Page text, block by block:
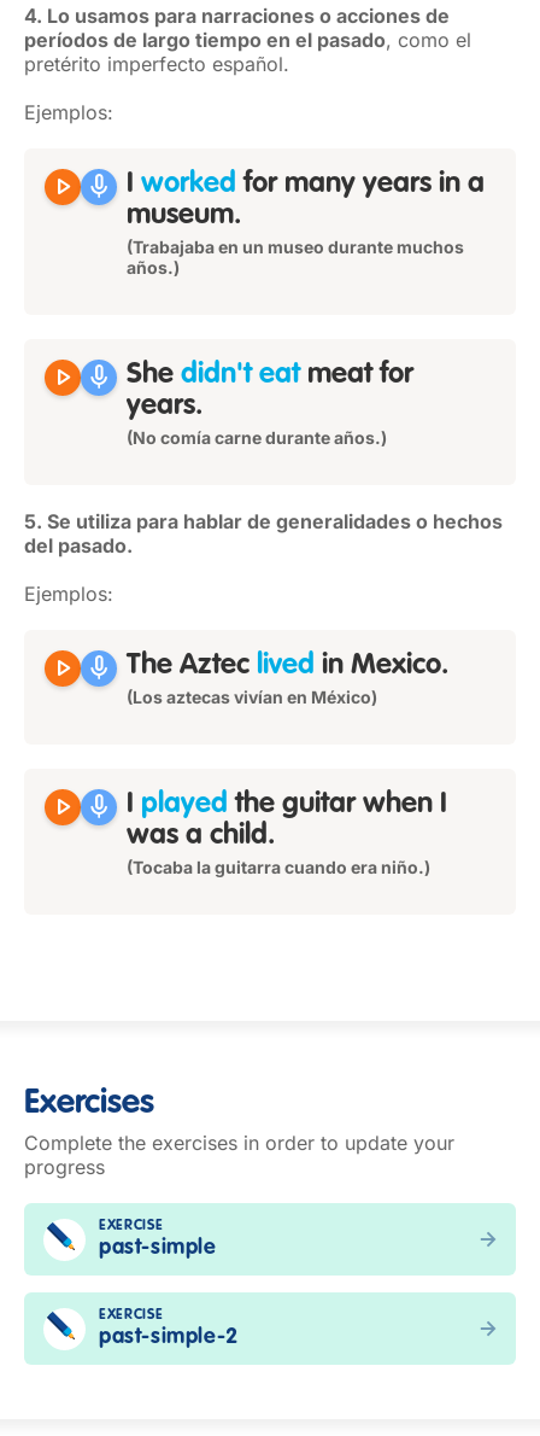
4. Lo usamos para narraciones o acciones de
períodos de largo tiempo en el pasado, como el
pretérito imperfecto español.
Ejemplos:
play_arrow mic I worked for many years in a
museum.
(Trabajaba en un museo durante muchos
años.)
play_arrow mic She didn't eatmeat for
years.
(No comía carne durante años.)
5. Se utiliza para hablar de generalidades o hechos
del pasado.
Ejemplos:
play_arrow mic The Aztec lived in Mexico.
(Los aztecas vivían en México)
play_arrow mic I played the guitar when I
was a child.
(Tocaba la guitarra cuando era niño.)
Exercises
Complete the exercises in order to update your
progress
EXERCISE
past-simple
EXERCISE
past-simple-2